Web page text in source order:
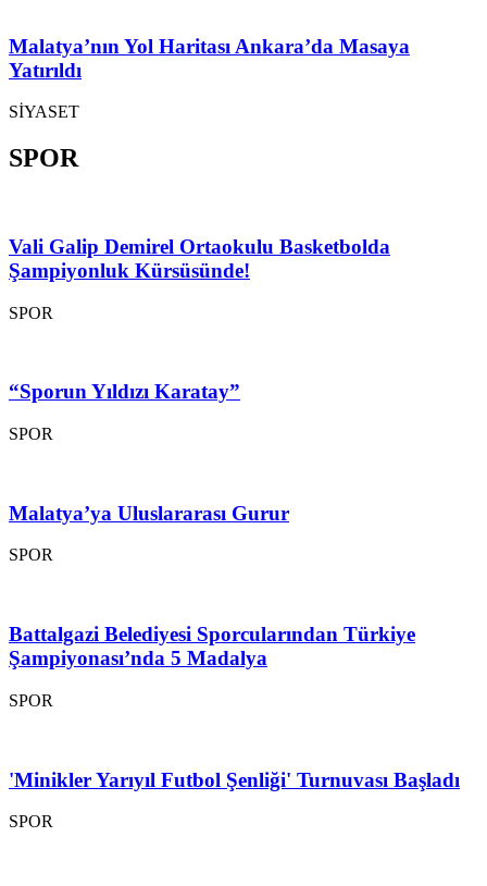
Malatya’nın Yol Haritası Ankara’da Masaya
Yatırıldı
SİYASET
SPOR
Vali Galip Demirel Ortaokulu Basketbolda
Şampiyonluk Kürsüsünde!
SPOR
“Sporun Yıldızı Karatay”
SPOR
Malatya’ya Uluslararası Gurur
SPOR
Battalgazi Belediyesi Sporcularından Türkiye
Şampiyonası’nda 5 Madalya
SPOR
'Minikler Yarıyıl Futbol Şenliği' Turnuvası Başladı
SPOR